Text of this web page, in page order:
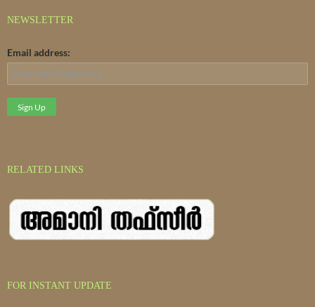
NEWSLETTER
Email address:
RELATED LINKS
FOR INSTANT UPDATE